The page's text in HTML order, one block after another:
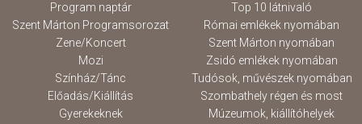
Program naptár
Szent Márton Programsorozat
Zene/Koncert
Mozi
Színház/Tánc
Előadás/Kiállítás
Gyerekeknek
Top 10 látnivaló
Római emlékek nyomában
Szent Márton nyomában
Zsidó emlékek nyomában
Tudósok, művészek nyomában
Szombathely régen és most
Múzeumok, kiállítóhelyek